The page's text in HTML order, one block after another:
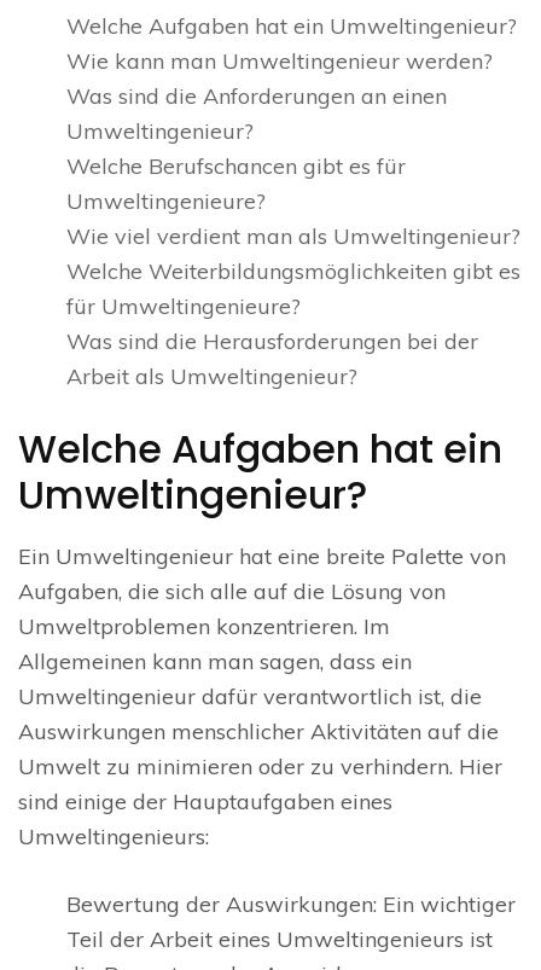
Welche Aufgaben hat ein Umweltingenieur?
Wie kann man Umweltingenieur werden?
Was sind die Anforderungen an einen
Umweltingenieur?
Welche Berufschancen gibt es für
Umweltingenieure?
Wie viel verdient man als Umweltingenieur?
Welche Weiterbildungsmöglichkeiten gibt es
für Umweltingenieure?
Was sind die Herausforderungen bei der
Arbeit als Umweltingenieur?
Welche Aufgaben hat ein
Umweltingenieur?
Ein Umweltingenieur hat eine breite Palette von
Aufgaben, die sich alle auf die Lösung von
Umweltproblemen konzentrieren. Im
Allgemeinen kann man sagen, dass ein
Umweltingenieur dafür verantwortlich ist, die
Auswirkungen menschlicher Aktivitäten auf die
Umwelt zu minimieren oder zu verhindern. Hier
sind einige der Hauptaufgaben eines
Umweltingenieurs:
Bewertung der Auswirkungen: Ein wichtiger
Teil der Arbeit eines Umweltingenieurs ist